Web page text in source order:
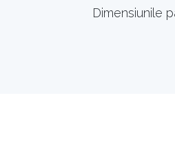
Dimensiunile